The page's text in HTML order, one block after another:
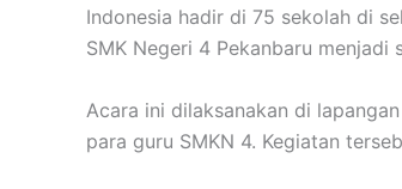
Indonesia hadir di 75 sekolah di
SMK Negeri 4 Pekanbaru
Acara ini dilaksanakan di
para guru SMKN 4. Kegiatan